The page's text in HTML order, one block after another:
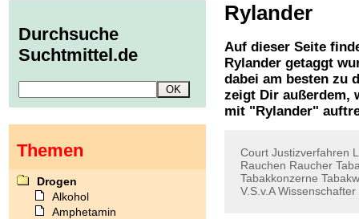
Rylander
Auf dieser Seite
Rylander getaggt
dabei am besten zu
zeigt Dir außerdem,
mit " Rylander"
Court Justizverfahren
Rauchen Raucher
Tabakkonzerne
V.S.v.A Wissenschafter
Durchsuche
Suchtmittel.de
Themen
Drogen
Alkohol
Amphetamin